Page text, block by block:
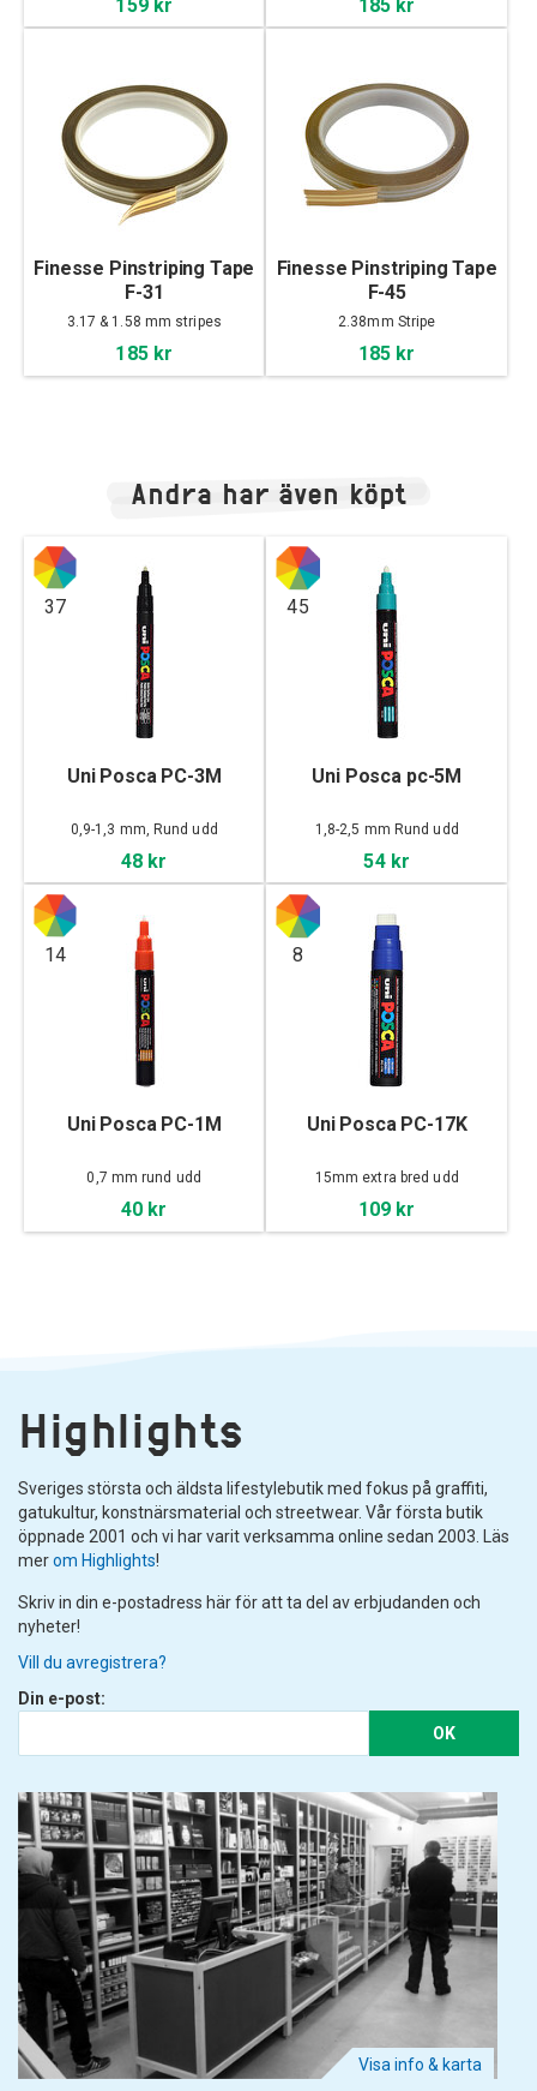
Finesse Pinstriping Tape
F-31
3.17 & 1.58 mm stripes
185 kr
Finesse Pinstriping Tape
F-45
2.38mm Stripe
185 kr
Andra har även köpt
37
Uni Posca PC-3M
0,9-1,3 mm, Rund udd
48 kr
45
Uni Posca pc-5M
1,8-2,5 mm Rund udd
54 kr
14
Uni Posca PC-1M
0,7 mm rund udd
40 kr
8
Uni Posca PC-17K
15mm extra bred udd
109 kr
Highlights
Sveriges största och äldsta lifestylebutik med fokus på graffiti,
gatukultur, konstnärsmaterial och streetwear. Vår första butik
öppnade 2001 och vi har varit verksamma online sedan 2003. Läs
merom Highlights!
Skriv in din e-postadress här för att ta del av erbjudanden och
nyheter!
Vill du avregistrera?
Din e-post:
OK
Visa info & karta